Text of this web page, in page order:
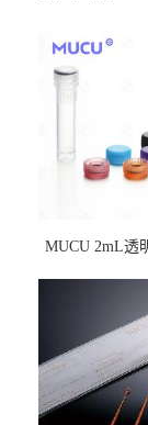
MUCU 2mL透